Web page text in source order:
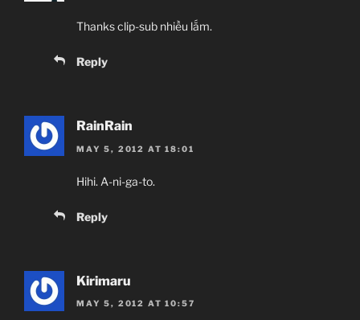
Thanks clip-sub nhiều lắm.
Reply
RainRain
MAY 5, 2012 AT 18:01
Hihi. A-ni-ga-to.
Reply
Kirimaru
MAY 5, 2012 AT 10:57